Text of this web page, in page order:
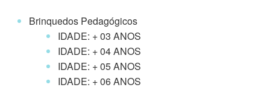
Brinquedos Pedagógicos
IDADE: + 03 ANOS
IDADE: + 04 ANOS
IDADE: + 05 ANOS
IDADE: + 06 ANOS